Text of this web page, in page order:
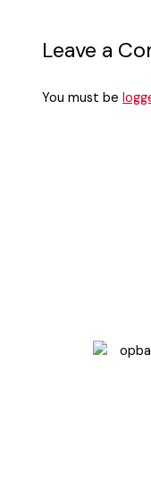
Leave a
You must be